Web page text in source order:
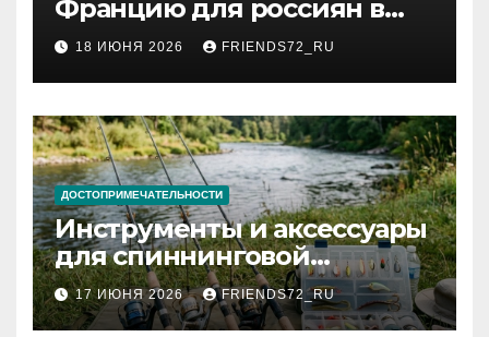
Францию для россиян в
2026 году: сроки от 3 дней
и список необходимых
документов
18 ИЮНЯ 2026 FRIENDS72_RU
ДОСТОПРИМЕЧАТЕЛЬНОСТИ
Инструменты и аксессуары
для спиннинговой
рыбалки: назначение и
типы
17 ИЮНЯ 2026 FRIENDS72_RU